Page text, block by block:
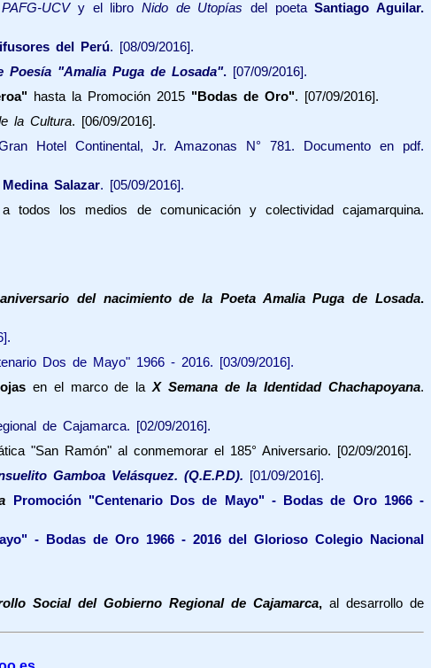
UCVy el libro Nido de Utopías del poetaSantiago Aguilar.
del Perú. [08/09/2016].
Poesía "Amalia Puga de Losada". [07/09/2016].
hasta la Promoción 2015 "Bodas de Oro". [07/09/2016].
la Cultura. [06/09/2016].
Hotel Continental, Jr. Amazonas N° 781. Documento en pdf.
Salazar. [05/09/2016].
todos los medios de comunicación y colectividad cajamarquina.
del nacimiento de la Poeta Amalia Puga de Losada.
Dos de Mayo" 1966 - 2016. [03/09/2016].
en el marco de laX Semana de la Identidad Chachapoyana.
de Cajamarca. [02/09/2016].
"San Ramón" al conmemorar el 185° Aniversario. [02/09/2016].
Gamboa Velásquez. (Q.E.P.D).
[01/09/2016].
Promoción "Centenario Dos de Mayo" - Bodas de Oro 1966 -
- Bodas de Oro 1966 - 2016 del Glorioso Colegio Nacional
Social del Gobierno Regional de Cajamarca,al desarrollo de